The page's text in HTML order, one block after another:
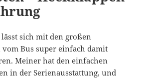
sich mit den großen
vom Bus super einfach damit
Meiner hat den einfachen
in der Serienausstattung, und